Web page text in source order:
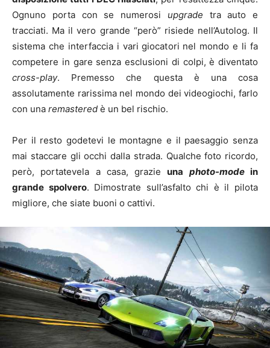
Ognuno porta con se numerosi upgrade tra auto e
tracciati. Ma il vero grande “però” risiede nell’Autolog. Il
sistema che interfaccia i vari giocatori nel mondo e li fa
competere in gare senza esclusioni di colpi, è diventato
cross-play. Premesso che questa è una cosa
assolutamente rarissima nel mondo dei videogiochi, farlo
con una remastered è un bel rischio.
Per il resto godetevi le montagne e il paesaggio senza
mai staccare gli occhi dalla strada. Qualche foto ricordo,
però, portatevela a casa, grazieuna photo-modein
grande spolvero. Dimostrate sull’asfalto chi è il pilota
migliore, che siate buoni o cattivi.